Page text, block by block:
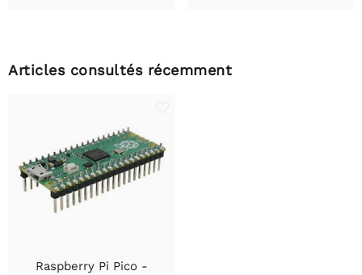
Articles consultés récemment
Raspberry Pi Pico -